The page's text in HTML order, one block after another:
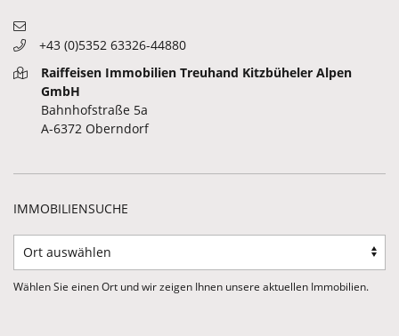
+43 (0)5352 63326-44880
Raiffeisen Immobilien Treuhand Kitzbüheler Alpen
GmbH
Bahnhofstraße 5a
A-6372 Oberndorf
IMMOBILIENSUCHE
Wählen Sie einen Ort und wir zeigen Ihnen unsere aktuellen Immobilien.